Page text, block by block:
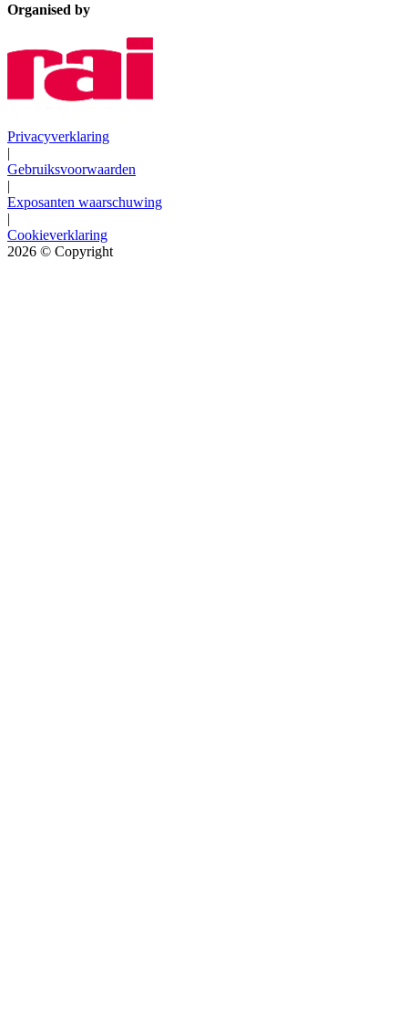
Organised by
Privacyverklaring
|
Gebruiksvoorwaarden
|
Exposanten waarschuwing
|
Cookieverklaring
2026 © Copyright